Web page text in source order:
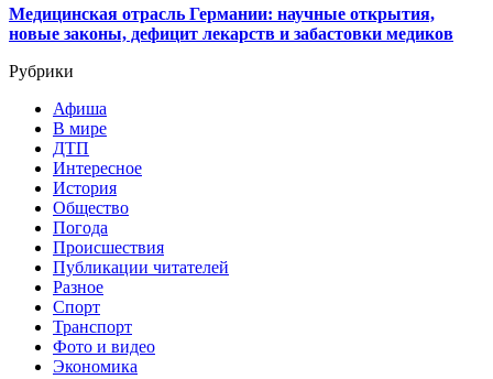
Медицинская отрасль Германии: научные открытия,
новые законы, дефицит лекарств и забастовки медиков
Рубрики
Афиша
В мире
ДТП
Интересное
История
Общество
Погода
Происшествия
Публикации читателей
Разное
Спорт
Транспорт
Фото и видео
Экономика